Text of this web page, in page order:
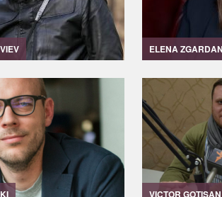
ELENA
VICTOR GOTISAN